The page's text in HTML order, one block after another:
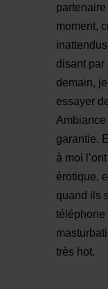
moment,
disant par
demain,
essayer
garantie.
à moi
érotique,
quand ils
téléphone
très hot.